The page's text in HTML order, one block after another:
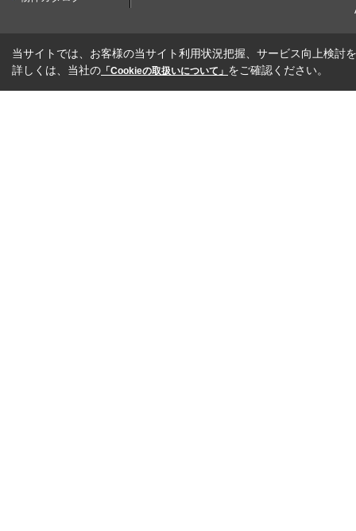
当サイトでは、お客様の当サイト利用状況把握、サービス向上検討
詳しくは、当社の 「Cookieの取扱いについて」 をご確認ください。